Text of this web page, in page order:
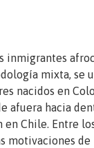
mixta, se
nacidos en
afuera hacia
Chile. Entre
motivaciones